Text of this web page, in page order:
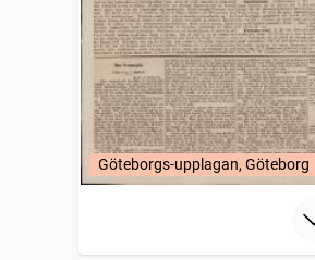
Göteborgs-upplagan, Göteborg